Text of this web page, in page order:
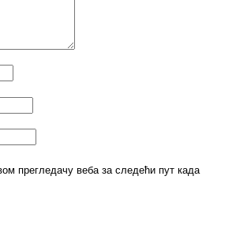
прегледачу веба за следећи пут када